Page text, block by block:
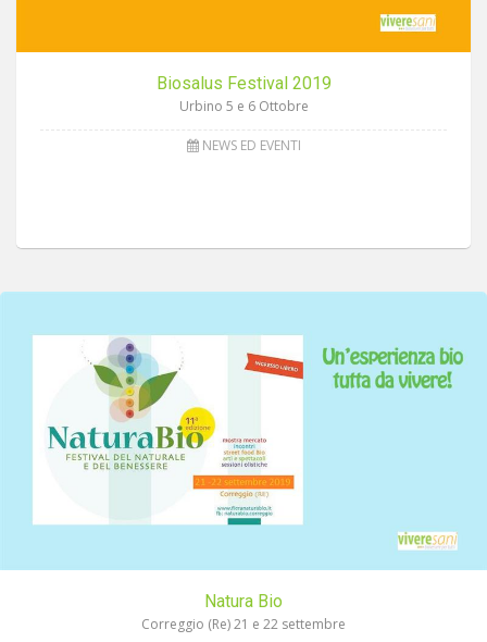
Biosalus Festival 2019
Urbino 5 e 6 Ottobre
NEWS ED EVENTI
Natura Bio
Correggio (Re) 21 e 22 settembre